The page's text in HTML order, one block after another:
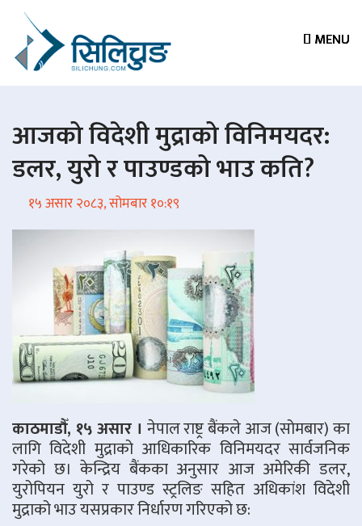
MENU
MENU
MENU
MENU
आजको विदेशी मुद्राको विनिमयदर:
डलर, युरो र पाउण्डको भाउ कति?
१५ असार २०८३, सोमबार १०:१९
काठमाडौँ, १५ असार । नेपाल राष्ट्र बैंकले आज (सोमबार) का
लागि विदेशी मुद्राको आधिकारिक विनिमयदर सार्वजनिक
गरेको छ। केन्द्रिय बैंकका अनुसार आज अमेरिकी डलर,
युरोपियन युरो र पाउण्ड स्ट्रलिङ सहित अधिकांश विदेशी
मुद्राको भाउ यसप्रकार निर्धारण गरिएको छ: